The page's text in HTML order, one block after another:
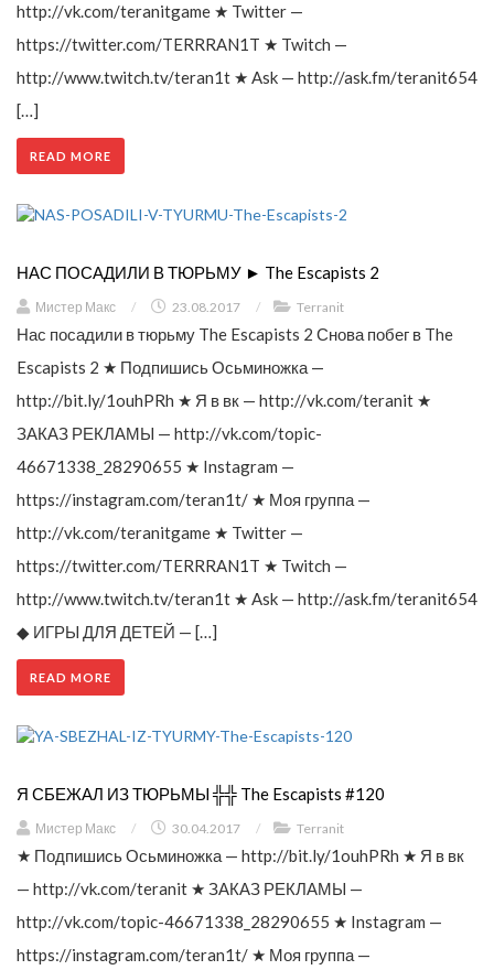
http://vk.com/teranitgame ★ Twitter —
https://twitter.com/TERRRAN1T ★ Twitch —
http://www.twitch.tv/teran1t ★ Ask — http://ask.fm/teranit654
[…]
READ MORE
НАС ПОСАДИЛИ В ТЮРЬМУ ► The Escapists 2
Мистер Макс / 23.08.2017 / Terranit
Нас посадили в тюрьму The Escapists 2 Снова побег в The
Escapists 2 ★ Подпишись Осьминожка —
http://bit.ly/1ouhPRh ★ Я в вк — http://vk.com/teranit ★
ЗАКАЗ РЕКЛАМЫ — http://vk.com/topic-
46671338_28290655 ★ Instagram —
https://instagram.com/teran1t/ ★ Моя группа —
http://vk.com/teranitgame ★ Twitter —
https://twitter.com/TERRRAN1T ★ Twitch —
http://www.twitch.tv/teran1t ★ Ask — http://ask.fm/teranit654
◆ ИГРЫ ДЛЯ ДЕТЕЙ — […]
READ MORE
Я СБЕЖАЛ ИЗ ТЮРЬМЫ ╬╬ The Escapists #120
Мистер Макс / 30.04.2017 / Terranit
★ Подпишись Осьминожка — http://bit.ly/1ouhPRh ★ Я в вк
— http://vk.com/teranit ★ ЗАКАЗ РЕКЛАМЫ —
http://vk.com/topic-46671338_28290655 ★ Instagram —
https://instagram.com/teran1t/ ★ Моя группа —